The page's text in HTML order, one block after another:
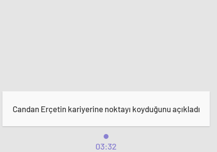
Candan Erçetin kariyerine noktayı koyduğunu açıkladı
03:32